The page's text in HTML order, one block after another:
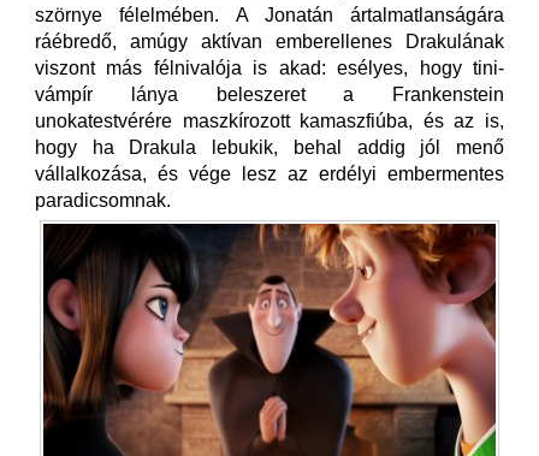
szörnye félelmében. A Jonatán ártalmatlanságára
ráébredő, amúgy aktívan emberellenes Drakulának
viszont más félnivalója is akad: esélyes, hogy tini-
vámpír lánya beleszeret a Frankenstein
unokatestvérére maszkírozott kamaszfiúba, és az is,
hogy ha Drakula lebukik, behal addig jól menő
vállalkozása, és vége lesz az erdélyi embermentes
paradicsomnak.